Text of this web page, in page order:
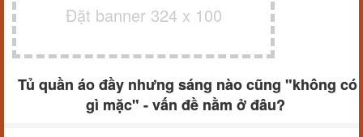
Đặt banner 324 x 100
Tủ quần áo đầy nhưng sáng nào cũng "không có
gì mặc" - vấn đề nằm ở đâu?